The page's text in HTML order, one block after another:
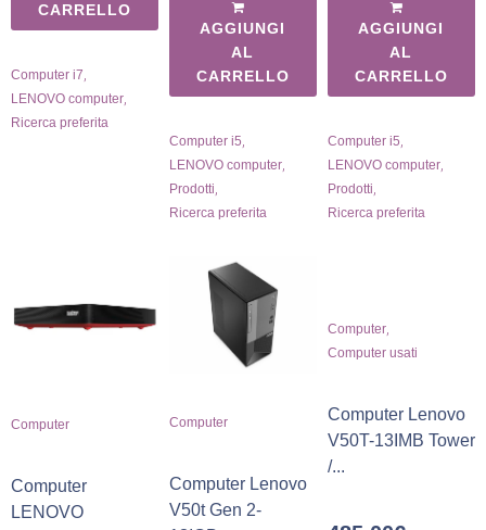
CARRELLO
Computer i7
LENOVO computer
Ricerca preferita
AGGIUNGI
AL
CARRELLO
Computer i5,
LENOVO computer,
Prodotti,
Ricerca preferita
AGGIUNGI
AL
CARRELLO
Computer i5,
LENOVO computer,
Prodotti,
Ricerca preferita
Computer
Computer
LENOVO
Computer
Computer Lenovo
V50t Gen 2-
Computer,
Computer usati
Computer Lenovo
V50T-13IMB Tower
/...